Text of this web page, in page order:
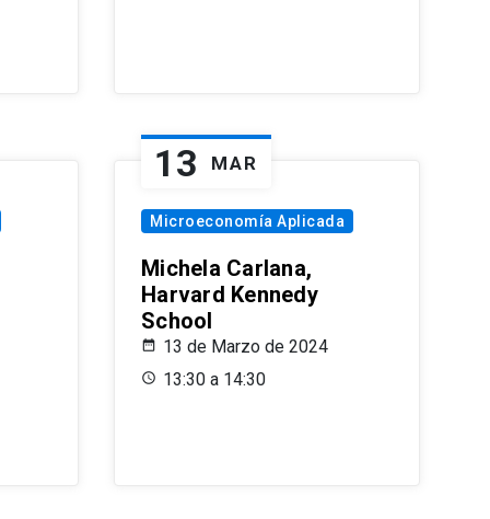
13 MAR
Microeconomía Aplicada
Michela Carlana,
Harvard Kennedy
School
13 de Marzo de 2024
13:30 a 14:30